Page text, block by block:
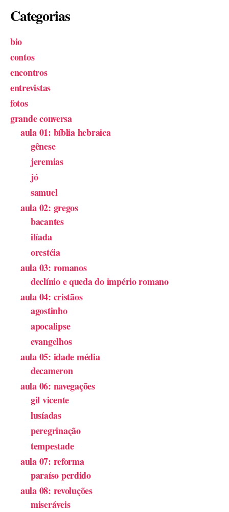
Categorias
bio
contos
encontros
entrevistas
fotos
grande conversa
aula 01: bíblia hebraica
gênese
jeremias
jó
samuel
aula 02: gregos
bacantes
ilíada
orestéia
aula 03: romanos
declínio e queda do império romano
aula 04: cristãos
agostinho
apocalipse
evangelhos
aula 05: idade média
decameron
aula 06: navegações
gil vicente
lusíadas
peregrinação
tempestade
aula 07: reforma
paraíso perdido
aula 08: revoluções
miseráveis